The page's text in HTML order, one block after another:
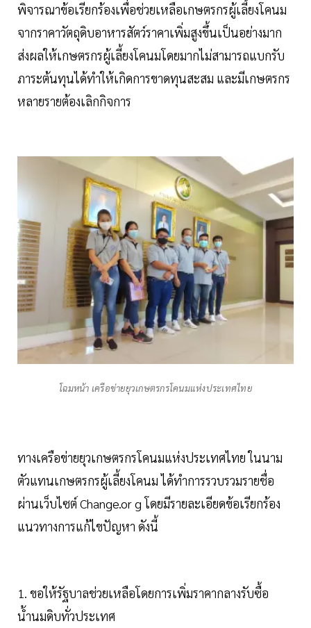
พิจารณาข้อเรียกร้องเพื่อช่วยเหลือเกษตรกรผู้เลี้ยงโคนม
จากราคาวัตถุดิบอาหารสัตว์ราคาเพิ่มสูงขึ้นเป็นอย่างมาก
ส่งผลให้เกษตรกรผู้เลี้ยงโคนมโดยมากไม่สามารถแบกรับ
ภาระต้นทุนได้ทำให้เกิดการขาดทุนสะสม และมีเกษตรกร
หลายรายต้องเลิกกิจการ
โฉมหน้า เครือข่ายยุวเกษตรกรโคนมแห่งประเทศไทย
ทางเครือข่ายยุวเกษตรกรโคนมแห่งประเทศไทย ในนาม
ตัวแทนเกษตรกรผู้เลี้ยงโคนม ได้ทำการรวบรวมรายชื่อ
ผ่านเว็บไซต์ Change.or g โดยมีรายละเอียดข้อเรียกร้อง
แนวทางการแก้ไขปัญหา ดังนี้
1. ขอให้รัฐบาลช่วยเหลือโดยการเพิ่มราคากลางรับซื้อ
น้ำนมดิบทั่วประเทศ